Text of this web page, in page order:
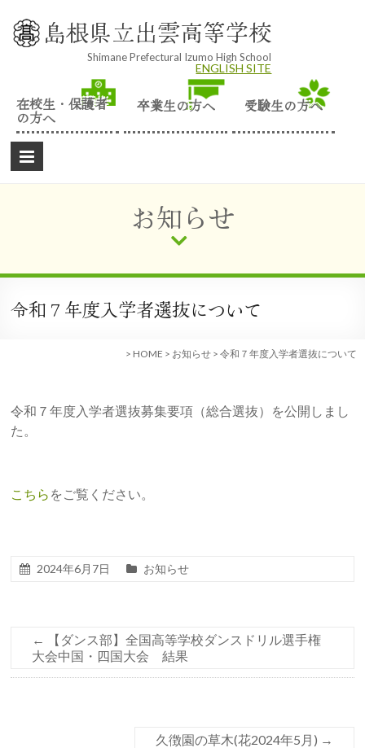
content 島根県立出雲高等学校
Shimane Prefectural Izumo High School
ENGLISH SITE
在校生・保護者
の方へ
卒業生の方へ 受験生の方へ
お知らせ
令和７年度入学者選抜について
> HOME > お知らせ > 令和７年度入学者選抜について
令和７年度入学者選抜募集要項（総合選抜）を公開しまし
た。
こちら をご覧ください。
2024年6月7日 お知らせ
←
【ダンス部】全国高等学校ダンスドリル選手権
大会中国・四国大会 結果
久徴園の草木(花2024年5月) →